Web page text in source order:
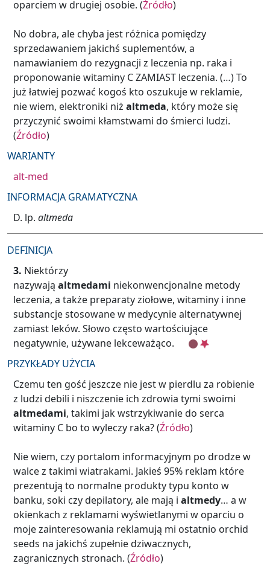
oparciem w drugiej osobie. (Źródło)
No dobra, ale chyba jest różnica pomiędzy
sprzedawaniem jakichś suplementów, a
namawianiem do rezygnacji z leczenia np. raka i
proponowanie witaminy C ZAMIAST leczenia. (…) To
już łatwiej pozwać kogoś kto oszukuje w reklamie,
nie wiem, elektroniki niż altmeda, który może się
przyczynić swoimi kłamstwami do śmierci ludzi.
(Źródło)
WARIANTY
alt-med
INFORMACJA GRAMATYCZNA
D. lp. altmeda
DEFINICJA
3. Niektórzy
nazywają altmedami niekonwencjonalne metody
leczenia, a także preparaty ziołowe, witaminy i inne
substancje stosowane w medycynie alternatywnej
zamiast leków. Słowo często wartościujące
negatywnie, używane lekceważąco.
PRZYKŁADY UŻYCIA
Czemu ten gość jeszcze nie jest w pierdlu za robienie
z ludzi debili i niszczenie ich zdrowia tymi swoimi
altmedami, takimi jak wstrzykiwanie do serca
witaminy C bo to wyleczy raka? (Źródło)
Nie wiem, czy portalom informacyjnym po drodze w
walce z takimi wiatrakami. Jakieś 95% reklam które
prezentują to normalne produkty typu konto w
banku, soki czy depilatory, ale mają i altmedy… a w
okienkach z reklamami wyświetlanymi w oparciu o
moje zainteresowania reklamują mi ostatnio orchid
seeds na jakichś zupełnie dziwacznych,
zagranicznych stronach. (Źródło)